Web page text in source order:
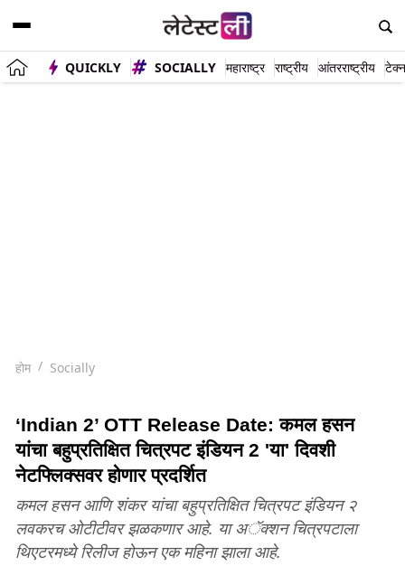
QUICKLY SOCIALLY महाराष्ट्र राष्ट्रीय आंतरराष्ट्रीय
होम Socially
‘Indian 2’ OTT Release Date: कमल हसन
यांचा बहुप्रतिक्षित चित्रपट इंडियन 2 'या' दिवशी
नेटफ्लिक्सवर होणार प्रदर्शित
कमल हसन आणि शंकर यांचा बहुप्रतिक्षित चित्रपट इंडियन २
लवकरच ओटीटीवर झळकणार आहे. या अॅक्शन चित्रपटाला
थिएटरमध्ये रिलीज होऊन एक महिना झाला आहे.